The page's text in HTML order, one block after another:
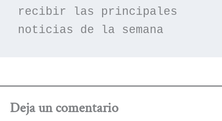
recibir las principales
noticias de la semana
Deja un comentario